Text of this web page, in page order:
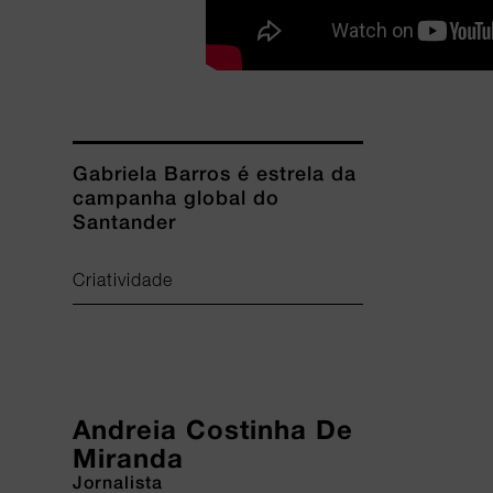
Gabriela Barros é estrela da
campanha global do
Santander
Criatividade
Andreia Costinha De
Miranda
Jornalista